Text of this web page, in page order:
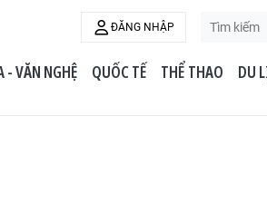
ĐĂNG NHẬP
- VĂN NGHỆ QUỐC TẾ THỂ THAO DU